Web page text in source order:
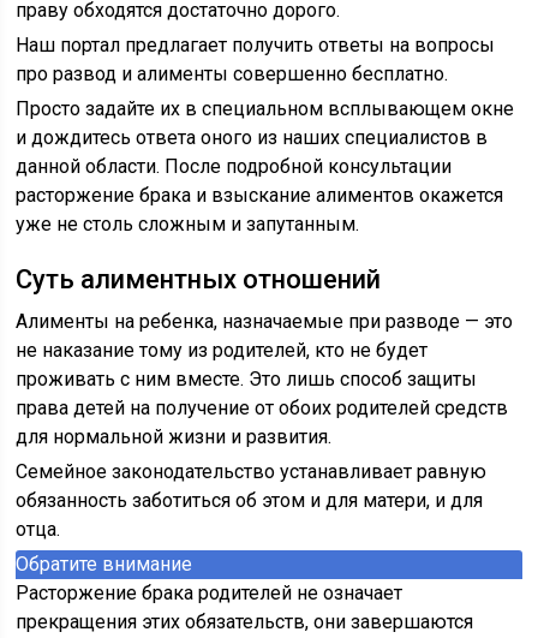
праву обходятся достаточно дорого.
Наш портал предлагает получить ответы на вопросы
про развод и алименты совершенно бесплатно.
Просто задайте их в специальном всплывающем окне
и дождитесь ответа оного из наших специалистов в
данной области. После подробной консультации
расторжение брака и взыскание алиментов окажется
уже не столь сложным и запутанным.
Суть алиментных отношений
Алименты на ребенка, назначаемые при разводе — это
не наказание тому из родителей, кто не будет
проживать с ним вместе. Это лишь способ защиты
права детей на получение от обоих родителей средств
для нормальной жизни и развития.
Семейное законодательство устанавливает равную
обязанность заботиться об этом и для матери, и для
отца.
Обратите внимание
Расторжение брака родителей не означает
прекращения этих обязательств, они завершаются